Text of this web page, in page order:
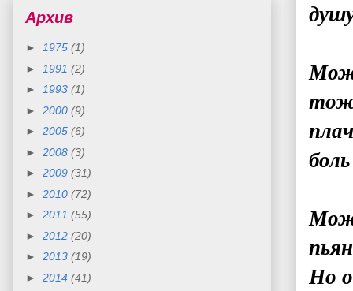
Но
Архив
► 1975 (1)
►
1991 (2)
►
1993 (1)
► 2000 (9)
► 2005 (6)
► 2008 (3)
► 2009 (31)
► 2010 (72)
► 2011 (55)
► 2012 (20)
► 2013 (19)
► 2014 (41)